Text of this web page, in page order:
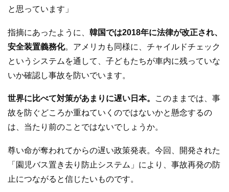
と思っています」
指摘にあったように、 韓国では2018年に法律が改正され、
安全装置義務化。アメリカも同様に、チャイルドチェック
というシステムを通して、子どもたちが車内に残っていな
いか確認し事故を防いでいます。
世界に比べて対策があまりに遅い日本。
このままでは、事
故を防ぐどころか重ねていくのではないかと懸念するの
は、当たり前のことではないでしょうか。
尊い命が奪われてからの遅い政策発表。今回、開発された
「園児バス置き去り防止システム」により、事故再発の防
止につながると信じたいものです。